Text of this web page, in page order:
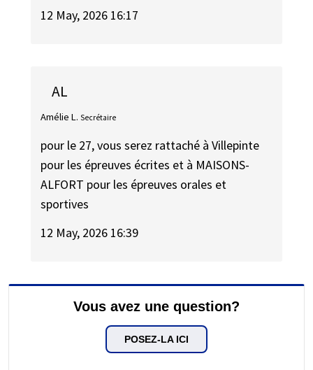
12 May, 2026 16:17
AL
Amélie L. Secrétaire
pour le 27, vous serez rattaché à Villepinte
pour les épreuves écrites et à MAISONS-
ALFORT pour les épreuves orales et
sportives
12 May, 2026 16:39
Vous avez une question?
POSEZ-LA ICI